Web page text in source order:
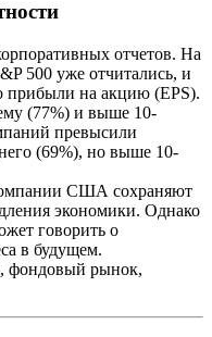
отчетов. На
500 уже отчитались, и
прибыли на акцию (EPS).
(77%) и выше 10-
превысили
(69%), но выше 10-
США сохраняют
экономики. Однако
говорить о
в будущем.
фондовый рынок,